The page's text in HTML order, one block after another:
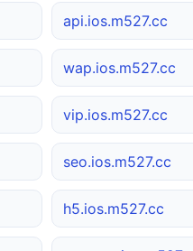
api.ios.m527.cc
wap.ios.m527.cc
vip.ios.m527.cc
seo.ios.m527.cc
h5.ios.m527.cc